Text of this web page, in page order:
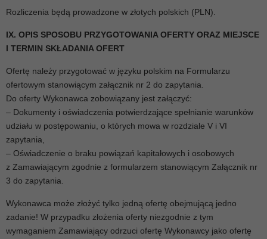
Rozliczenia będą prowadzone w złotych polskich (PLN).
IX. OPIS SPOSOBU PRZYGOTOWANIA OFERTY ORAZ MIEJSCE
I TERMIN SKŁADANIA OFERT
Ofertę należy przygotować w języku polskim na Formularzu
ofertowym stanowiącym załącznik nr 2 do zapytania.
Do oferty Wykonawca zobowiązany jest załączyć:
– Dokumenty i oświadczenia potwierdzające spełnianie warunków
udziału w postępowaniu, o których mowa w rozdziale V i VI
zapytania,
– Oświadczenie o braku powiązań kapitałowych i osobowych
z Zamawiającym zgodnie z formularzem stanowiącym Załącznik nr
3 do zapytania.
Wykonawca może złożyć tylko jedną ofertę obejmującą jedno
zadanie! W przypadku złożenia oferty niezgodnie z tym
wymaganiem Zamawiający odrzuci ofertę Wykonawcy jako ofertę